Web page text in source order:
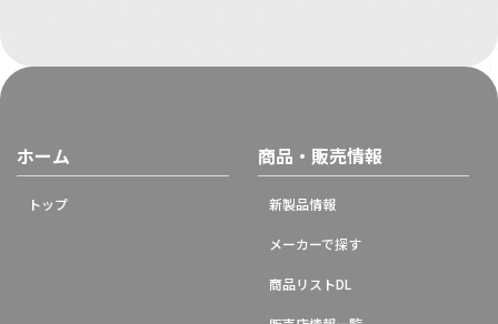
ホーム
トップ
商品・販売情報
新製品情報
メーカーで探す
商品リストDL